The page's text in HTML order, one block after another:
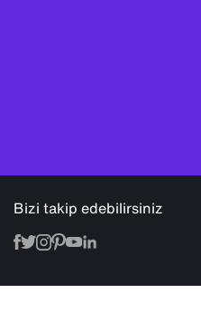
Bizi takip edebilirsiniz